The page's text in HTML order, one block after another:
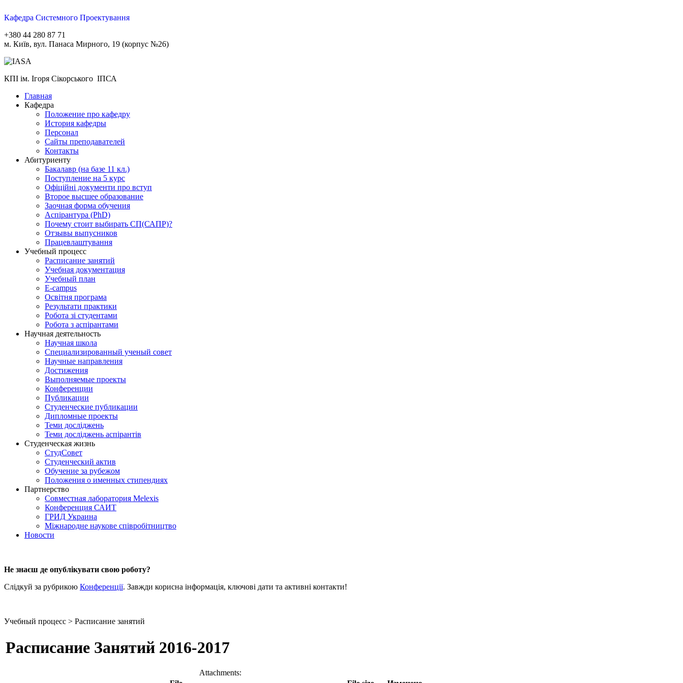
Кафедра Системного Проектування
+380 44 280 87 71
м. Київ, вул. Панаса Мирного, 19 (корпус №26)
КПІ ім. Ігоря Сікорського ІПСА
Главная
Кафедра
Положение про кафедру
История кафедры
Персонал
Сайты преподавателей
Контакты
Абитуриенту
Бакалавр (на базе 11 кл.)
Поступление на 5 курс
Офіційні документи про вступ
Второе высшее образование
Заочная форма обучения
Aспірантура (PhD)
Почему стоит выбирать СП(САПР)?
Отзывы выпусников
Працевлаштування
Учебный процесс
Расписание занятий
Учебная документация
Учебный план
E-campus
Освітня програма
Результати практики
Робота зі студентами
Робота з аспірантами
Научная деятельность
Научная школа
Специализированный ученый совет
Научные направления
Достижения
Выполняемые проекты
Конференции
Публикации
Студенческие публикации
Дипломные проекты
Теми досліджень
Теми досліджень аспірантів
Студенческая жизнь
СтудСовет
Студенческий актив
Обучение за рубежом
Положения о именных стипендиях
Партнерство
Совместная лаборатория Melexis
Конференция САИТ
ГРИД Украина
Міжнародне наукове співробітництво
Новости
Не знаєш де опублікувати свою роботу?
Слідкуй за рубрикою Конференції. Завжди корисна інформація, ключові дати та активні контакти!
Учебный процесс > Расписание занятий
Расписание Занятий 2016-2017
Attachments: